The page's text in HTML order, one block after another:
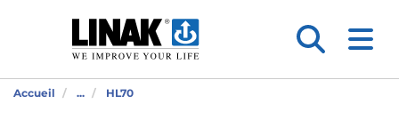
Accueil ... HL70